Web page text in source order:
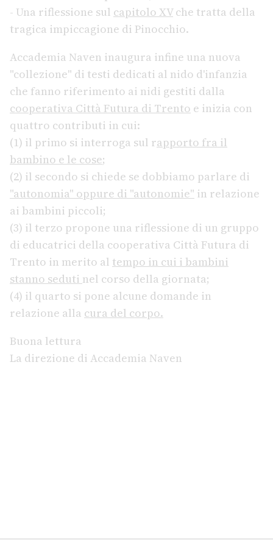
- Una riflessione sul capitolo XVche tratta della
tragica impiccagione di Pinocchio.
Accademia Naven inaugura infine una nuova
"collezione" di testi dedicati al nido d'infanzia
che fanno riferimento ai nidi gestiti dalla
cooperativa Città Futura di Trento e inizia con
quattro contributi in cui:
(1) il primo si interroga sul rapporto fra il
bambino e le cose;
(2) il secondo si chiede se dobbiamo parlare di
"autonomia" oppure di "autonomie" in relazione
ai bambini piccoli;
(3) il terzo propone una riflessione di un gruppo
di educatrici della cooperativa Città Futura di
Trento in merito al tempo in cui i bambini
stanno seduti nel corso della giornata;
(4) il quarto si pone alcune domande in
relazione alla cura del corpo.
Buona lettura
La direzione di Accademia Naven